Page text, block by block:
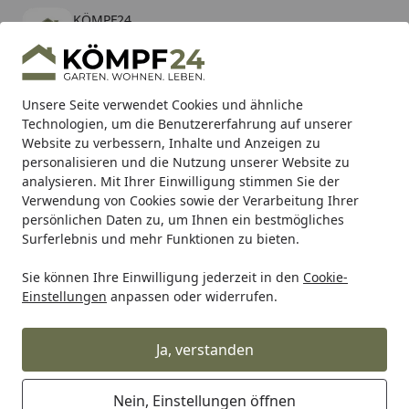
Unsere Seite verwendet Cookies und ähnliche
Technologien, um die Benutzererfahrung auf unserer
Website zu verbessern, Inhalte und Anzeigen zu
personalisieren und die Nutzung unserer Website zu
analysieren. Mit Ihrer Einwilligung stimmen Sie der
Verwendung von Cookies sowie der Verarbeitung Ihrer
persönlichen Daten zu, um Ihnen ein bestmögliches
Surferlebnis und mehr Funktionen zu bieten.
Sie können Ihre Einwilligung jederzeit in den Cookie-
Einstellungen anpassen oder widerrufen.
Ja, verstanden
Nein, Einstellungen öffnen
KÖMPF24
kostenlos - Im App Store
Hotline
Alle Produkte
Mein Konto
Suchen
Karibu Pools inkl. gratis Sandfilteranlage & Pool-
Starterset (Gesamtwert bis 468,99€)
Startseite
Makita Zubehör für Makita Maschinen Makita Taschen
Makita MAKPAC-Transportwagen P-